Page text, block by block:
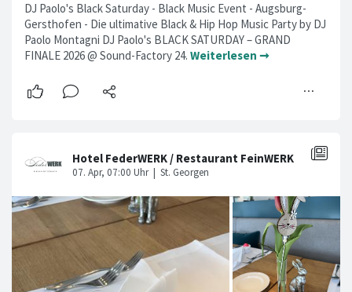
DJ Paolo's Black Saturday - Black Music Event - Augsburg-
Gersthofen - Die ultimative Black & Hip Hop Music Party by DJ
Paolo Montagni DJ Paolo's BLACK SATURDAY – GRAND
FINALE 2026 @ Sound-Factory 24. Weiterlesen ➞